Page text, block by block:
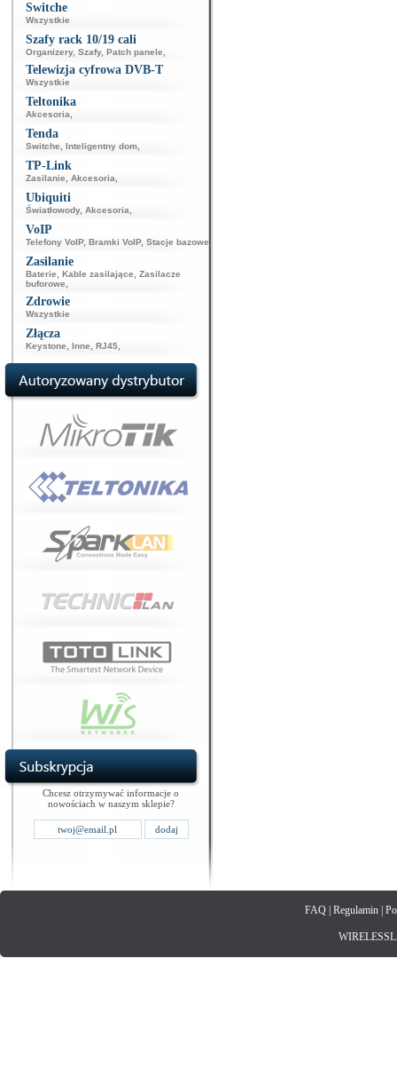
Switche
Wszystkie
Szafy rack 10/19 cali
Organizery, Szafy, Patch panele
Telewizja cyfrowa DVB-T
Wszystkie
Teltonika
Akcesoria
Tenda
Switche Inteligentny dom
TP-Link
Zasilanie Akcesoria
Ubiquiti
Światłowody, Akcesoria
VoIP
Telefony VoIP, Bramki VoIP, Stacje bazowe
Zasilanie
Baterie Kable zasilające
Zasilacze
buforowe
Zdrowie
Wszystkie
Złącza
Keystone Inne RJ45
Chcesz otrzymywać informacje o
nowościach w naszym sklepie?
FAQ| Regulamin|